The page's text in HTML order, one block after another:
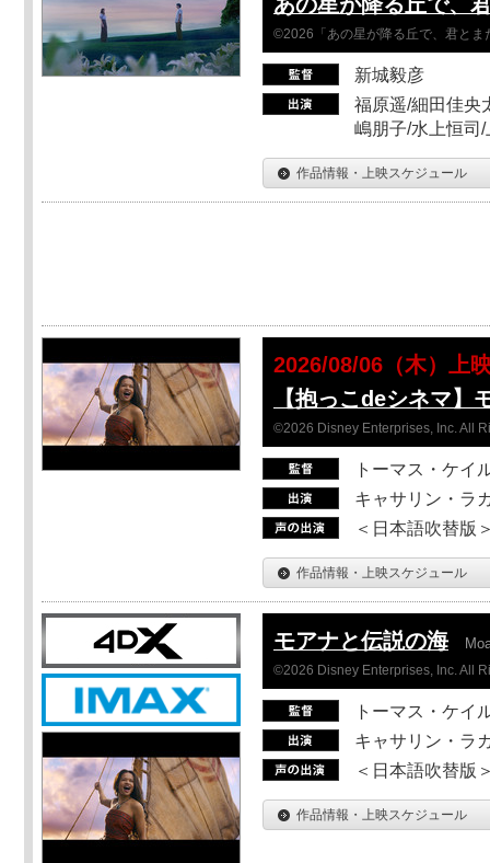
©2026「あの星が降る丘で、君とま
新城毅彦
福原遥/細田佳央
嶋朋子/水上恒司
作品情報・上映スケジュール
2026/08/06（木）上
【抱っこdeシネマ】
©2026 Disney Enterprises, Inc. All
トーマス・ケイ
キャサリン・ラ
＜日本語吹替版
作品情報・上映スケジュール
モアナと伝説の海
©2026 Disney Enterprises, Inc. All
トーマス・ケイ
キャサリン・ラ
＜日本語吹替版
作品情報・上映スケジュール